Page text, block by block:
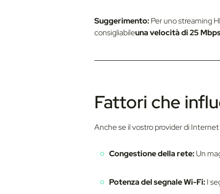
Suggerimento:Per uno streaming
consigliabileuna velocità di 25
Fattori che
Anche se il vostro provider di
Congestione della rete:Un
Potenza del segnale Wi-Fi:I